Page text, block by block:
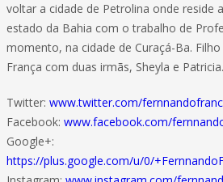
voltar a cidade de Petrolina onde reside
estado da Bahia com o trabalho de
momento, na cidade de Curaçá-Ba.
França com duas irmãs, Sheyla e Patricia.
Twitter: www.twitter.com/
Facebook: www.facebook.com/
Google+:
https://plus.google.com/u/0/